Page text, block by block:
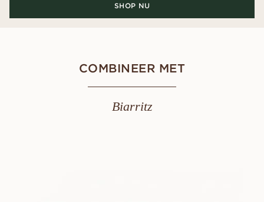
SHOP NU
COMBINEER MET
Biarritz